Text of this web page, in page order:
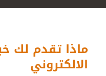
ماذا تقدم لك
الالكتروني